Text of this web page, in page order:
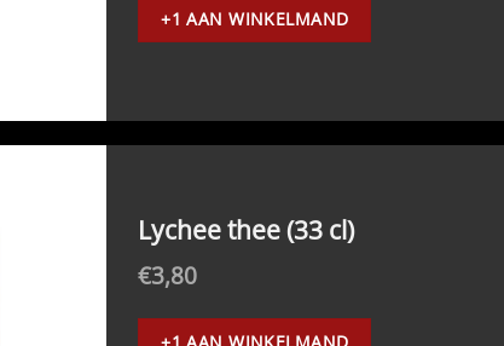
+1 AAN WINKELMAND
Lychee thee (33 cl)
€3,80